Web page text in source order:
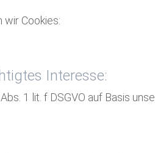
wir Cookies:
Interesse:
1 lit. f DSGVO auf Basis